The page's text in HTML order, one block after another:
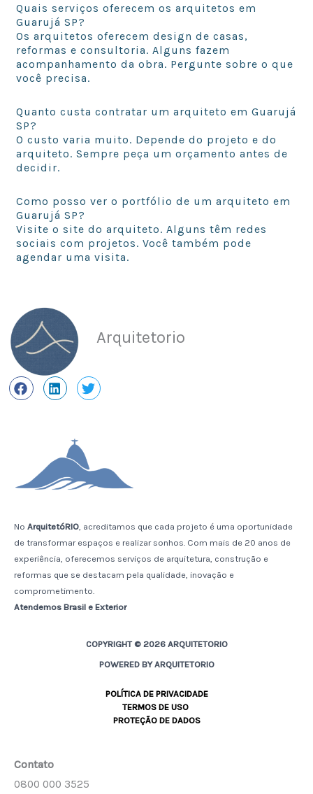
Quais serviços oferecem os arquitetos em
Guarujá SP?
Os arquitetos oferecem design de casas,
reformas e consultoria. Alguns fazem
acompanhamento da obra. Pergunte sobre o que
você precisa.
Quanto custa contratar um arquiteto em Guarujá
SP?
O custo varia muito. Depende do projeto e do
arquiteto. Sempre peça um orçamento antes de
decidir.
Como posso ver o portfólio de um arquiteto em
Guarujá SP?
Visite o site do arquiteto. Alguns têm redes
sociais com projetos. Você também pode
agendar uma visita.
Arquitetorio
No ArquitetóRIO , acreditamos que cada projeto é uma oportunidade
de transformar espaços e realizar sonhos. Com mais de 20 anos de
experiência, oferecemos serviços de arquitetura, construção e
reformas que se destacam pela qualidade, inovação e
comprometimento.
Atendemos Brasil e Exterior
COPYRIGHT © 2026 ARQUITETORIO
POWERED BY ARQUITETORIO
POLÍTICA DE PRIVACIDADE
TERMOS DE USO
PROTEÇÃO DE DADOS
Contato
0800 000 3525